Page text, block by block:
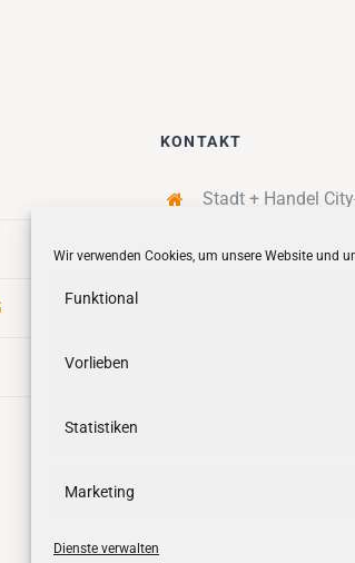
Wir verwenden Cookies, um unsere Website und
Funktional
Vorlieben
Statistiken
Marketing
Dienste verwalten
KONTAKT
Stadt + Handel